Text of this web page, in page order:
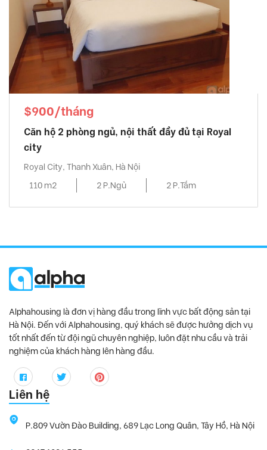
$900/tháng
Căn hộ 2 phòng ngủ, nội thất đầy đủ tại Royal
city
Royal City, Thanh Xuân, Hà Nội
110 m2
2 P.Ngủ 2 P.Tắm
Alphahousing là đơn vị hàng đầu trong lĩnh vực bất động sản tại
Hà Nội. Đến với Alphahousing, quý khách sẽ được hưởng dịch vụ
tốt nhất đến từ đội ngũ chuyên nghiệp, luôn đặt nhu cầu và trải
nghiệm của khách hàng lên hàng đầu.
Liên hệ
P.809 Vườn Đào Building, 689 Lạc Long Quân, Tây Hồ, Hà Nội